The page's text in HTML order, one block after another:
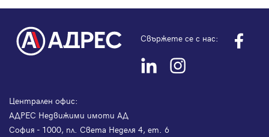
Свържете се с нас:
Централен офис:
АДРЕС Недвижими имоти АД
София - 1000, пл. Света Неделя 4, ет. 6